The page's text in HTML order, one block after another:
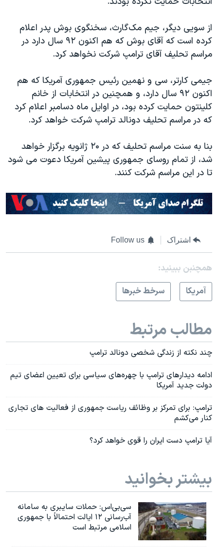
از سویی دیگر، جیم مک‌گارث، سخنگوی بوش پدر اعلام
کرده است که آقای بوش که هم اکنون ۹۲ سال دارد در
مراسم تحلیف آقای ترامپ شرکت نخواهد کرد.
جیمی کارتر، سی و نهمین رئیس جمهوری آمریکا که هم
اکنون ۹۲ سال دارد، و همچنین در انتخابات از خانم
کلینتون حمایت کرده بود، در اوایل ماه دسامبر اعلام کرد
که در مراسم تحلیف دونالد ترامپ شرکت خواهد کرد.
بنا به سنت مراسم تحلیف که در ۲۰ ژانویه برگزار خواهد
شد، از تمام روسای جمهوری پیشین آمریکا دعوت می شود
تا در این مراسم شرکت کنند.
اشتراک Follow us
همچنبن ببینید:
آمريکا
سرخط خبرها
مطالب مرتبط
چند نکته از زندگی شخصی دونالد ترامپ
ادامه دیدارهای ترامپ با چهره‌های سیاسی برای تعیین اعضای تیم
دولت جدید آمریکا
ترامپ: برای تمرکز بر وظائف ریاست جمهوری از فعالیت های تجاری
کنار می‌کشم
آیا ترامپ دست ایران را قوی خواهد کرد؟
بیشتر بخوانید
سی‌بی‌اس: حملات سایبری به سامانه
آب‌رسانی ۱۲ ایالت احتمالاً با جمهوری
اسلامی مرتبط است